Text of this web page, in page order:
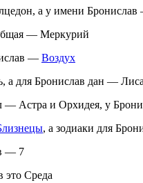
а у имени
— Меркурий
— Воздух
а для Бронислав дан — Лиса
— Астра и Орхидея, у
, а зодиаки для
— 7
это Среда